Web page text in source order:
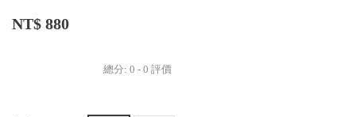
NT$ 880
總分: 0 - 0 評價